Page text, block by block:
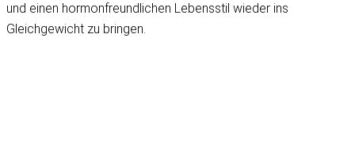
und einen hormonfreundlichen Lebensstil wieder ins
Gleichgewicht zu bringen.